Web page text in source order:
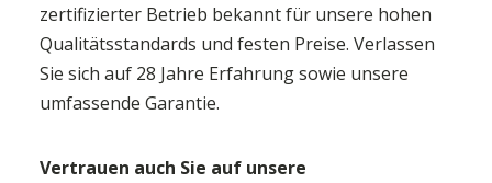
zertifizierter Betrieb bekannt für unsere hohen
Qualitätsstandards und festen Preise. Verlassen
Sie sich auf 28 Jahre Erfahrung sowie unsere
umfassende Garantie.
Vertrauen auch Sie auf unsere